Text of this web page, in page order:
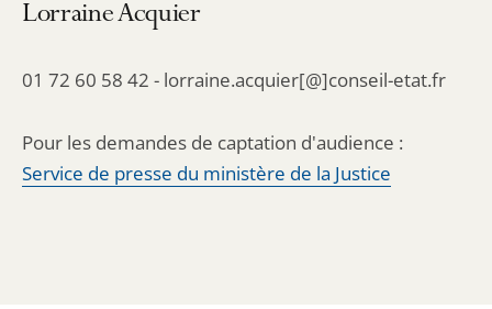
Lorraine Acquier
01 72 60 58 42 - lorraine.acquier[@]conseil-etat.fr
Pour les demandes de captation d'audience :
Service de presse du ministère de la Justice